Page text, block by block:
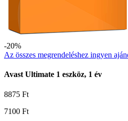
-20%
Az összes megrendeléshez ingyen
Avast Ultimate 1 eszköz, 1 év
8875 Ft
7100 Ft